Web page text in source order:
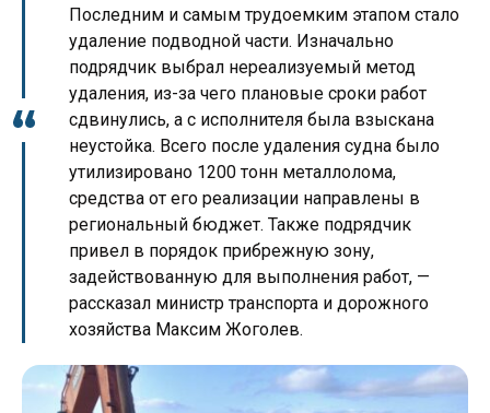
Последним и самым трудоемким этапом стало
удаление подводной части. Изначально
подрядчик выбрал нереализуемый метод
удаления, из-за чего плановые сроки работ
сдвинулись, а с исполнителя была взыскана
неустойка. Всего после удаления судна было
утилизировано 1200 тонн металлолома,
средства от его реализации направлены в
региональный бюджет. Также подрядчик
привел в порядок прибрежную зону,
задействованную для выполнения работ, —
рассказал министр транспорта и дорожного
хозяйства Максим Жоголев.